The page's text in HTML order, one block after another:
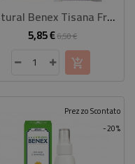
Natural Benex Tisana Fredda Bio
5,85 €Prezzo
base
6,50 €Prezzo
-20%
Prezzo Scontato